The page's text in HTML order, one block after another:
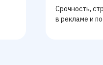
Срочность,
в рекламе и